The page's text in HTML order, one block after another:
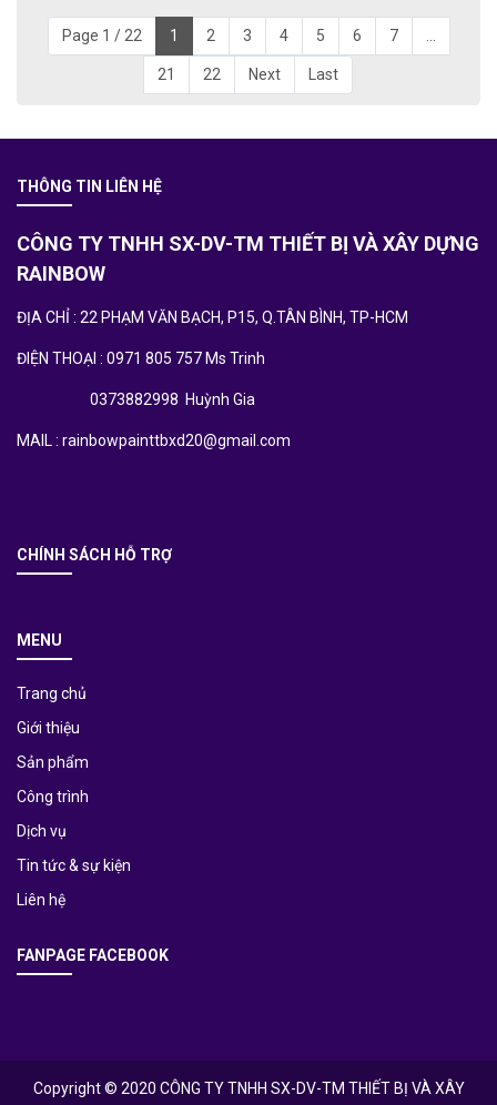
Page 1 / 22 1 2 3 4 5 6 7
21 22 Next Last
THÔNG TIN LIÊN HỆ
CÔNG TY TNHH SX-DV-TM THIẾT BỊ VÀ XÂY DỰNG
RAINBOW
ĐỊA CHỈ : 22 PHẠM VĂN BẠCH, P15, Q.TÂN BÌNH, TP-HCM
ĐIỆN THOẠI : 0971 805 757 Ms Trinh
0373882998 Huỳnh Gia
MAIL : rainbowpainttbxd20@gmail.com
CHÍNH SÁCH HỖ TRỢ
MENU
Trang chủ
Giới thiệu
Sản phẩm
Công trình
Dịch vụ
Tin tức & sự kiện
Liên hệ
FANPAGE FACEBOOK
Copyright © 2020 CÔNG TY TNHH SX-DV-TM THIẾT BỊ VÀ XÂY